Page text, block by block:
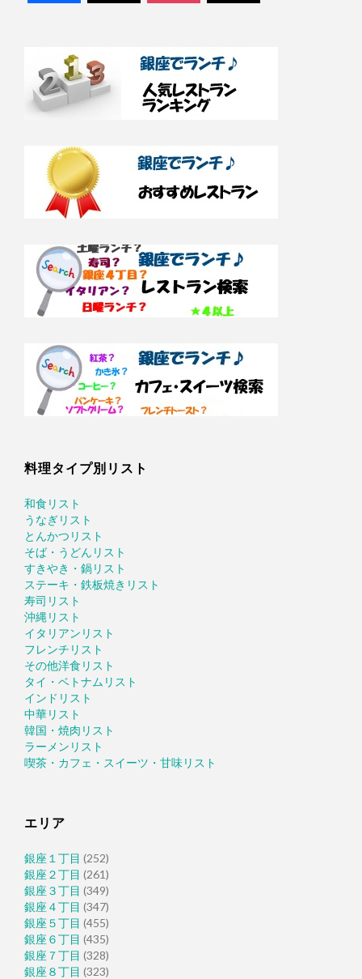
料理タイプ別リスト
和食リスト
うなぎリスト
とんかつリスト
そば・うどんリスト
すきやき・鍋リスト
ステーキ・鉄板焼きリスト
寿司リスト
沖縄リスト
イタリアンリスト
フレンチリスト
その他洋食リスト
タイ・ベトナムリスト
インドリスト
中華リスト
韓国・焼肉リスト
ラーメンリスト
喫茶・カフェ・スイーツ・甘味リスト
エリア
銀座１丁目 (252)
銀座２丁目 (261)
銀座３丁目 (349)
銀座４丁目 (347)
銀座５丁目 (455)
銀座６丁目 (435)
銀座７丁目 (328)
銀座８丁目 (323)